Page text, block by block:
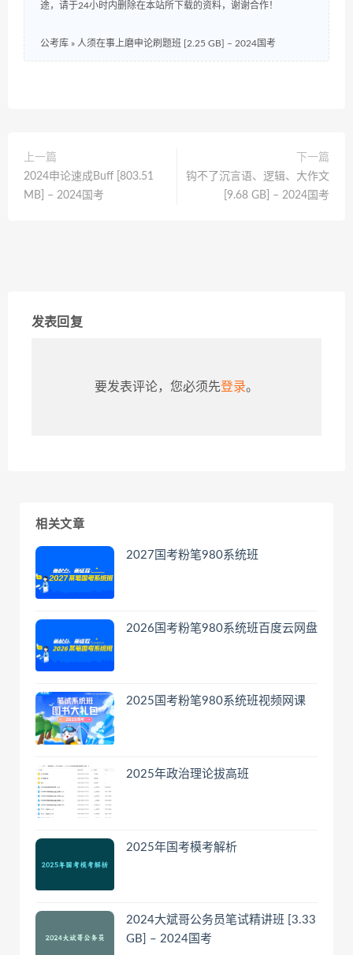
途，请于24小时内删除在本站所下载的资料，谢谢合作！
公考库 » 人须在事上磨申论刷题班 [2.25 GB] – 2024国考
上一篇
2024申论速成Buff [803.51
MB] – 2024国考
下一篇
钩不了沉言语、逻辑、大作文
[9.68 GB] – 2024国考
发表回复
要发表评论，您必须先登录。
相关文章
2027国考粉笔980系统班
2026国考粉笔980系统班百度云网盘
2025国考粉笔980系统班视频网课
2025年政治理论拔高班
2025年国考模考解析
2024大斌哥公务员笔试精讲班 [3.33
GB] – 2024国考